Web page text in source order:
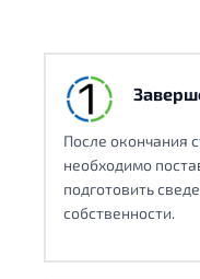
После окончания
необходимо
подготовить
собственности.